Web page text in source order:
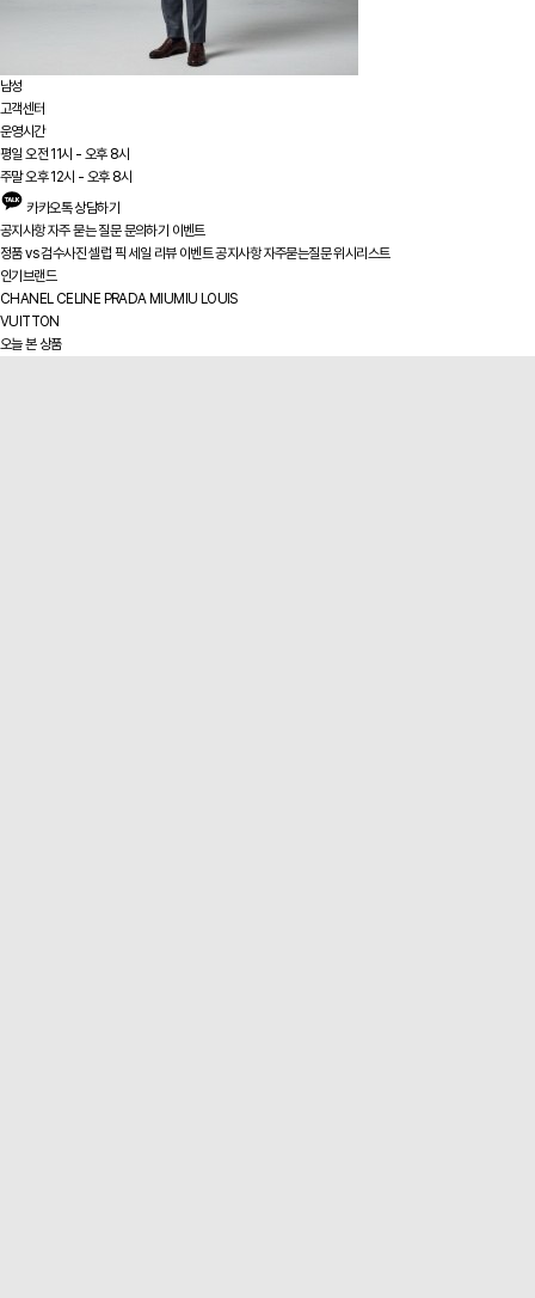
남성
고객센터
운영시간
평일 오전 11시 - 오후 8시
주말 오후 12시 - 오후 8시
카카오톡 상담하기
공지사항자주 묻는 질문문의하기 이벤트
정품 vs검수사진셀럽 픽 세일 리뷰 이벤트공지사항 자주묻는질문위시리스트
인기브랜드
CHANEL CELINE PRADA MIUMIU LOUIS
VUITTON
오늘 본 상품